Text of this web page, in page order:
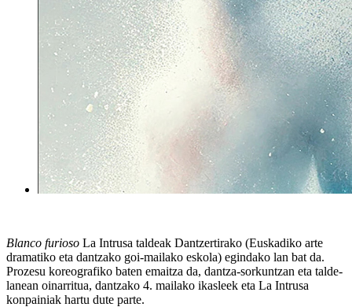
Blanco furioso La Intrusa taldeak Dantzertirako (Euskadiko arte
dramatiko eta dantzako goi-mailako eskola) egindako lan bat da.
Prozesu koreografiko baten emaitza da, dantza-sorkuntzan eta talde-
lanean oinarritua, dantzako 4. mailako ikasleek eta La Intrusa
konpainiak hartu dute parte.